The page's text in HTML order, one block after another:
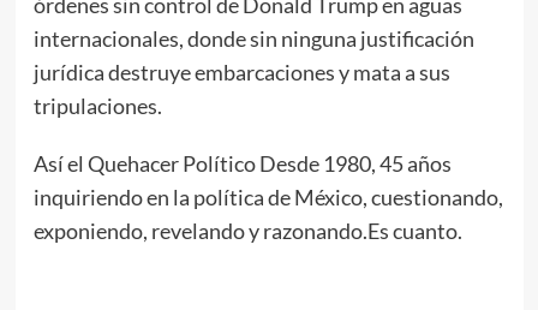
internacionales, donde sin ninguna justificación
jurídica destruye embarcaciones y mata a sus
tripulaciones.
Así el Quehacer Político Desde 1980, 45 años
inquiriendo en la política de México, cuestionando,
exponiendo, revelando y razonando.Es cuanto.